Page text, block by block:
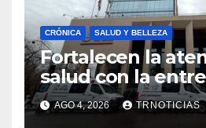
CRÓNICA SALUD Y BELLEZA
Fortalecen la
salud con la
nuevas
Cauquenes y
AGO 4, 2026 TRNOTICIAS